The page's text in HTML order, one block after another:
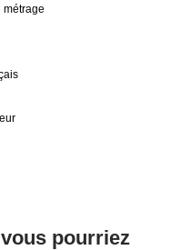
métrage
pourriez